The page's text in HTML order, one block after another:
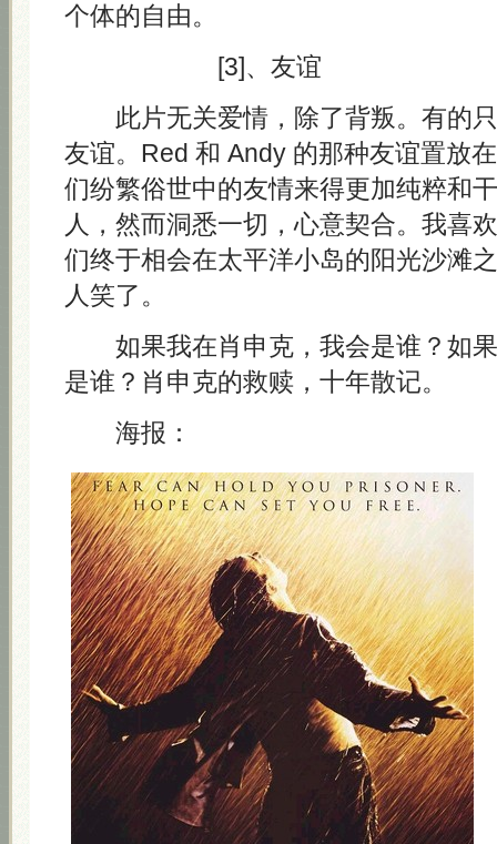
个体的自由。
[3]、友谊
此片无关爱情，除了背叛。有的只
友谊。Red 和 Andy 的那种友谊置放
们纷繁俗世中的友情来得更加纯粹和
人，然而洞悉一切，心意契合。我喜
们终于相会在太平洋小岛的阳光沙滩
人笑了。
如果我在肖申克，我会是谁？如果
是谁？肖申克的救赎，十年散记。
海报：